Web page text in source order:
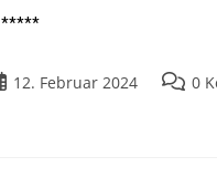
*****
12. Februar 2024 0